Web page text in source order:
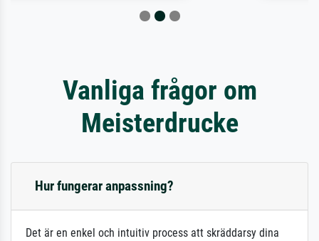
Vanliga frågor om
Meisterdrucke
Hur fungerar anpassning?
Det är en enkel och intuitiv process att skräddarsy dina